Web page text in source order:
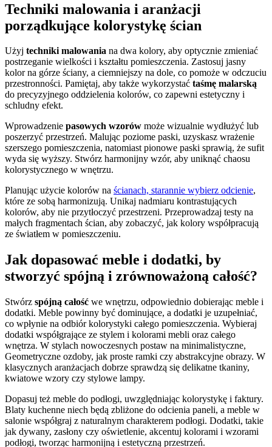
Techniki malowania i aranżacji
porządkujące kolorystykę ścian
Użyj techniki malowania na dwa kolory, aby optycznie zmieniać
postrzeganie wielkości i kształtu pomieszczenia. Zastosuj jasny
kolor na górze ściany, a ciemniejszy na dole, co pomoże w odczuciu
przestronności. Pamiętaj, aby także wykorzystać taśmę malarską
do precyzyjnego oddzielenia kolorów, co zapewni estetyczny i
schludny efekt.
Wprowadzenie pasowych wzorów może wizualnie wydłużyć lub
poszerzyć przestrzeń. Malując poziome paski, uzyskasz wrażenie
szerszego pomieszczenia, natomiast pionowe paski sprawią, że sufit
wyda się wyższy. Stwórz harmonijny wzór, aby uniknąć chaosu
kolorystycznego w wnętrzu.
Planując użycie kolorów na ścianach, starannie wybierz odcienie,
które ze sobą harmonizują. Unikaj nadmiaru kontrastujących
kolorów, aby nie przytłoczyć przestrzeni. Przeprowadzaj testy na
małych fragmentach ścian, aby zobaczyć, jak kolory współpracują
ze światłem w pomieszczeniu.
Jak dopasować meble i dodatki, by
stworzyć spójną i zrównoważoną całość?
Stwórz spójną całość we wnętrzu, odpowiednio dobierając meble i
dodatki. Meble powinny być dominujące, a dodatki je uzupełniać,
co wpłynie na odbiór kolorystyki całego pomieszczenia. Wybieraj
dodatki współgrające ze stylem i kolorami mebli oraz całego
wnętrza. W stylach nowoczesnych postaw na minimalistyczne,
Geometryczne ozdoby, jak proste ramki czy abstrakcyjne obrazy. W
klasycznych aranżacjach dobrze sprawdzą się delikatne tkaniny,
kwiatowe wzory czy stylowe lampy.
Dopasuj też meble do podłogi, uwzględniając kolorystykę i faktury.
Blaty kuchenne niech będą zbliżone do odcienia paneli, a meble w
salonie współgraj z naturalnym charakterem podłogi. Dodatki, takie
jak dywany, zasłony czy oświetlenie, akcentuj kolorami i wzorami
podłogi, tworząc harmonijną i estetyczną przestrzeń.